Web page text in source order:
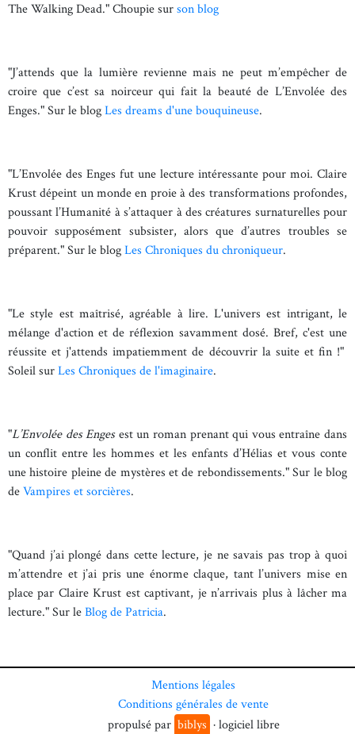
The Walking Dead." Choupie surson blog
"J’attends que la lumière revienne mais ne peut m’empêcher de
croire que c’est sa noirceur qui fait la beauté de L’Envolée des
Enges." Sur le blogLes dreams d'une bouquineuse.
"L’Envolée des Enges fut une lecture intéressante pour moi. Claire
Krust dépeint un monde en proie à des transformations profondes,
poussant l’Humanité à s’attaquer à des créatures surnaturelles pour
pouvoir supposément subsister, alors que d’autres troubles se
préparent." Sur le blogLes Chroniques du chroniqueur.
"Le style est maîtrisé, agréable à lire. L'univers est intrigant, le
mélange d'action et de réflexion savamment dosé. Bref, c'est une
réussite et j'attends impatiemment de découvrir la suite et fin !"
Soleil surLes Chroniques de l'imaginaire.
"L’Envolée des Engesest un roman prenant qui vous entraîne dans
un conflit entre les hommes et les enfants d’Hélias et vous conte
une histoire pleine de mystères et de rebondissements." Sur le blog
deVampires et sorcières.
"Quand j’ai plongé dans cette lecture, je ne savais pas trop à quoi
m’attendre et j’ai pris une énorme claque, tant l’univers mise en
place par Claire Krust est captivant, je n’arrivais plus à lâcher ma
lecture." Sur leBlog de Patricia.
Mentions légales
Conditions générales de vente
propulsé par biblys · logiciel libre